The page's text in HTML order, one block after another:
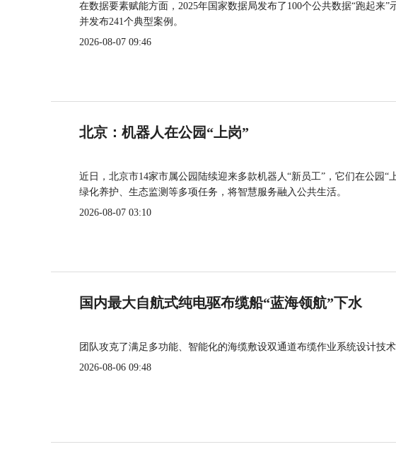
在数据要素赋能方面，2025年国家数据局发布了100个公共数据“跑起来
并发布241个典型案例。
2026-08-07 09:46
北京：机器人在公园“上岗”
近日，北京市14家市属公园陆续迎来多款机器人“新员工”，它们在公园
绿化养护、生态监测等多项任务，将智慧服务融入公共生活。
2026-08-07 03:10
国内最大自航式纯电驱布缆船“蓝海领航”下水
团队攻克了满足多功能、智能化的海缆敷设双通道布缆作业系统设计技
2026-08-06 09:48